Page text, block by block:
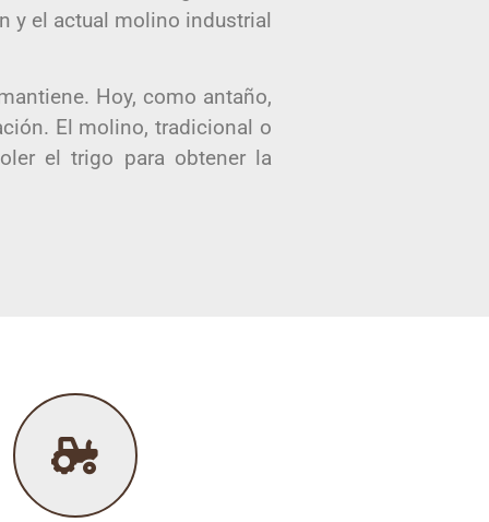
y el actual molino industrial
Hoy, como antaño,
El molino, tradicional o
el trigo para obtener la